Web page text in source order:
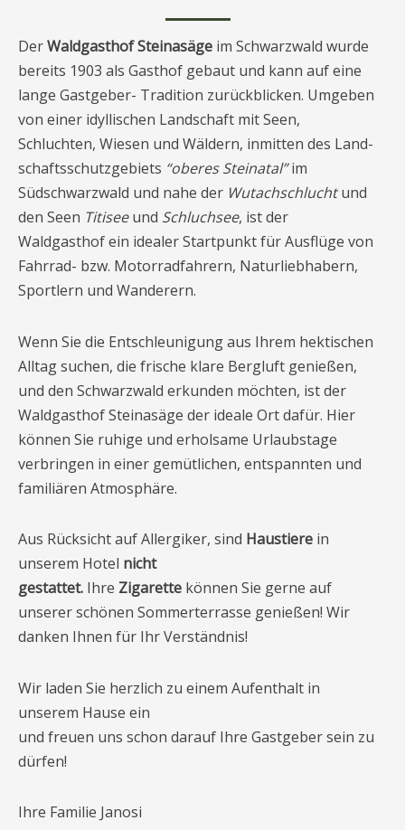
DerWaldgasthof Steinasäge im Schwarzwald wurde
bereits 1903 als Gasthof gebaut und kann auf eine
lange Gastgeber- Tradition zurückblicken. Umgeben
von einer idyllischen Landschaft mit Seen,
Schluchten, Wiesen und Wäldern, inmitten des Land-
schaftsschutzgebiets “oberes Steinatal”im
Südschwarzwald und nahe der Wutachschluchtund
den Seen Titiseeund Schluchsee, ist der
Waldgasthof ein idealer Startpunkt für Ausflüge von
Fahrrad- bzw. Motorradfahrern, Naturliebhabern,
Sportlern und Wanderern.
Wenn Sie die Entschleunigung aus Ihrem hektischen
Alltag suchen, die frische klare Bergluft genießen,
und den Schwarzwald erkunden möchten, ist der
Waldgasthof Steinasäge der ideale Ort dafür. Hier
können Sie ruhige und erholsame Urlaubstage
verbringen in einer gemütlichen, entspannten und
familiären Atmosphäre.
Aus Rücksicht auf Allergiker, sind Haustiere in
unserem Hotel nicht
gestattet. Ihre Zigarette können Sie gerne auf
unserer schönen Sommerterrasse genießen! Wir
danken Ihnen für Ihr Verständnis!
Wir laden Sie herzlich zu einem Aufenthalt in
unserem Hause ein
und freuen uns schon darauf Ihre Gastgeber sein zu
dürfen!
Ihre Familie Janosi